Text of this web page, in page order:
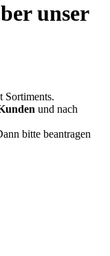
unser
Sortiments.
und nach
bitte beantragen